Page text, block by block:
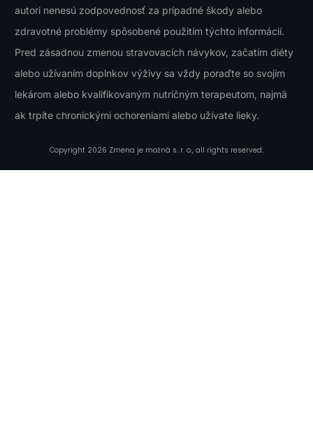
autori nenesú zodpovednosť za prípadné škody alebo
zdravotné problémy spôsobené použitím týchto informácií.
Pred zásadnou zmenou stravovacích návykov, začatím diéty
alebo užívaním doplnkov výživy sa vždy poraďte so svojím
lekárom alebo kvalifikovaným nutričným terapeutom, najmä
ak trpíte chronickými ochoreniami alebo užívate lieky.
Copyright 2026 Zmena je možná s. r. o., all rights reserved.